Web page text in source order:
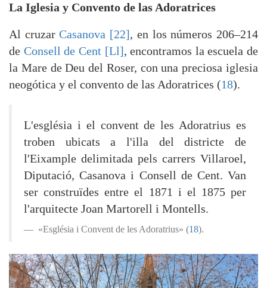
La Iglesia y Convento de las Adoratrices
Al cruzarCasanova [22], en los números 206–214
de Consell de Cent [Ll], encontramos la escuela de
la Mare de Deu del Roser, con una preciosa iglesia
neogótica y el convento de las Adoratrices (18).
L'església i el convent de les Adoratrius es
troben ubicats a l'illa del districte de
l'Eixample delimitada pels carrers Villaroel,
Diputació, Casanova i Consell de Cent. Van
ser construïdes entre el 1871 i el 1875 per
l'arquitecte Joan Martorell i Montells.
«Església i Convent de les Adoratrius» (18).